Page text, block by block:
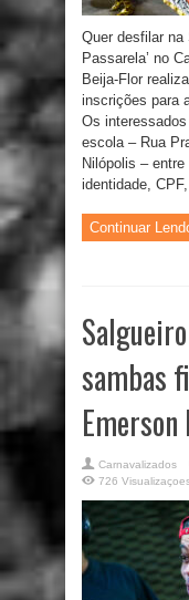
Quer desfilar na
Passarela’ no
Beija-Flor
inscrições para
Os
escola – Rua
Nilópolis –
identidade,
Continuar
sambas
Emerson
Carnavalizados
726